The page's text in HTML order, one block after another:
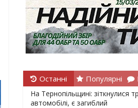
Останні Популярні
На Тернопільщині: зіткнулися
автомобілі, є загиблий